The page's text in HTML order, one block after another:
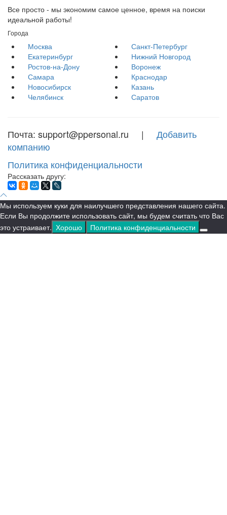
Все просто - мы экономим самое ценное, время на поиски
идеальной работы!
Города
Москва
Санкт-Петербург
Екатеринбург
Нижний Новгород
Ростов-на-Дону
Воронеж
Самара
Краснодар
Новосибирск
Казань
Челябинск
Саратов
Почта: support@ppersonal.ru | Добавить
компанию
Политика конфиденциальности
Рассказать другу:
Мы используем куки для наилучшего представления нашего сайта.
Если Вы продолжите использовать сайт, мы будем считать что Вас
это устраивает. Хорошо Политика конфиденциальности